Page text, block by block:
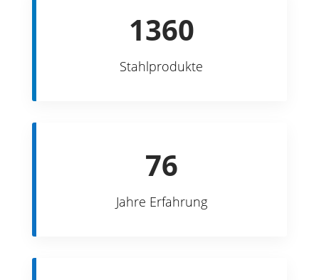
1360
Stahlprodukte
76
Jahre Erfahrung